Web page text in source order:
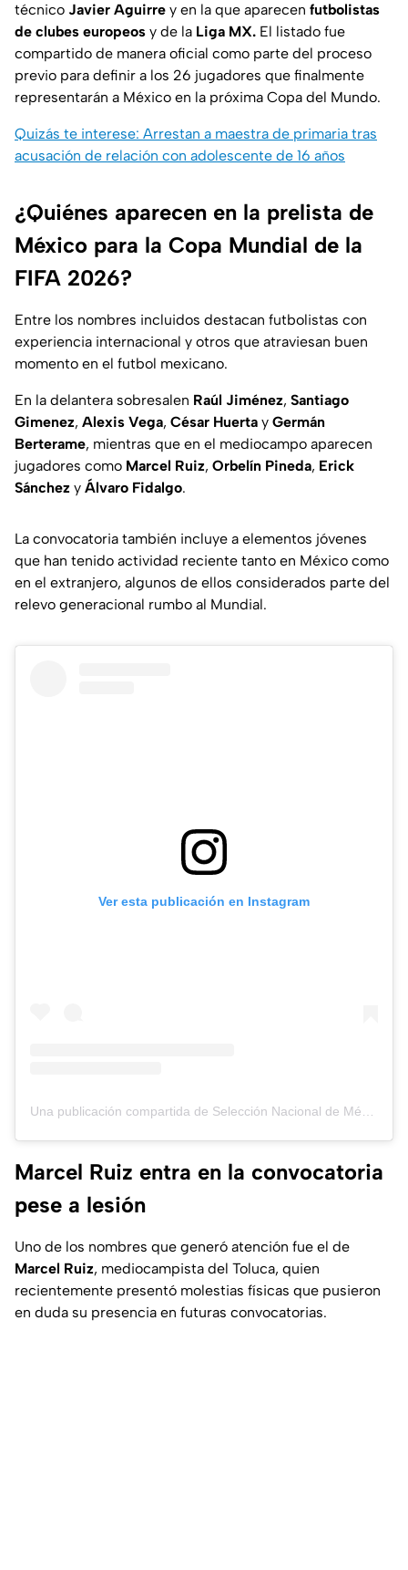
técnico Javier Aguirre y en la que aparecen futbolistas
de clubes europeos y de la Liga MX. El listado fue
compartido de manera oficial como parte del proceso
previo para definir a los 26 jugadores que finalmente
representarán a México en la próxima Copa del Mundo.
Quizás te interese: Arrestan a maestra de primaria tras
acusación de relación con adolescente de 16 años
¿Quiénes aparecen en la prelista de
México para la Copa Mundial de la
FIFA 2026?
Entre los nombres incluidos destacan futbolistas con
experiencia internacional y otros que atraviesan buen
momento en el futbol mexicano.
En la delantera sobresalen Raúl Jiménez, Santiago
Gimenez, Alexis Vega, César Huerta y Germán
Berterame, mientras que en el mediocampo aparecen
jugadores como Marcel Ruiz, Orbelín Pineda, Erick
Sánchez y Álvaro Fidalgo.
La convocatoria también incluye a elementos jóvenes
que han tenido actividad reciente tanto en México como
en el extranjero, algunos de ellos considerados parte del
relevo generacional rumbo al Mundial.
Ver esta publicación en Instagram
Una publicación compartida de Selección Nacional de México (@miseleccionmx)
Marcel Ruiz entra en la convocatoria
pese a lesión
Uno de los nombres que generó atención fue el de
Marcel Ruiz, mediocampista del Toluca, quien
recientemente presentó molestias físicas que pusieron
en duda su presencia en futuras convocatorias.